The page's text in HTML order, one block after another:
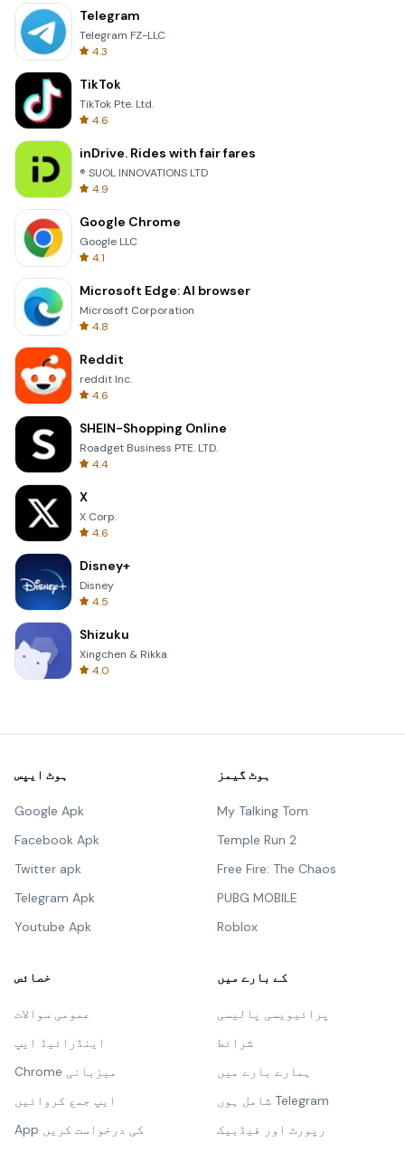
Telegram
Telegram FZ-LLC
4.3
TikTok
TikTok Pte. Ltd.
4.6
inDrive. Rides with fair fares
® SUOL INNOVATIONS LTD
4.9
Google Chrome
Google LLC
4.1
Microsoft Edge: AI browser
Microsoft Corporation
4.8
Reddit
reddit Inc.
4.6
SHEIN-Shopping Online
Roadget Business PTE. LTD.
4.4
X
X Corp.
4.6
Disney+
Disney
4.5
Shizuku
Xingchen & Rikka
4.0
ہوٹ ایپس
Google Apk
Facebook Apk
Twitter apk
Telegram Apk
Youtube Apk
ہوٹ گیمز
My Talking Tom
Temple Run 2
Free Fire: The Chaos
PUBG MOBILE
Roblox
خصائص
عمومی سوالات
اینڈرائیڈ ایپ
Chrome میزبانی
ایپ جمع کروائیں
App کی درخواست کریں
کے بارے میں
پرائیویسی پالیسی
شرائط
ہمارے بارے میں
شامل ہوں Telegram
رپورٹ اور فیڈبیک